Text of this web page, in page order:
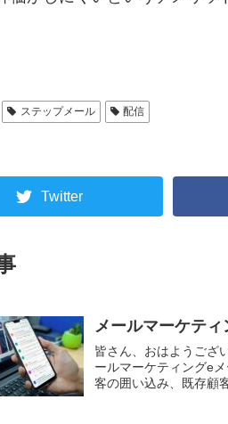
ステップメール 配信
Twitter
メールマーケティ
皆さん、おはようござ
ールマーケティングe
客の囲い込み、既存顧